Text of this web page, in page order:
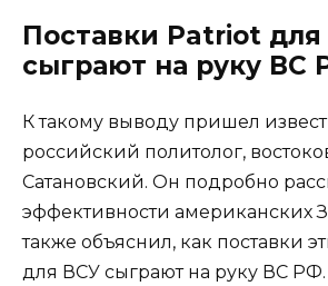
Поставки Patriot
сыграют на руку ВС
К такому выводу пришел
российский политолог,
Сатановский. Он подробно
эффективности американских
также объяснил, как поставки
для ВСУ сыграют на руку ВС РФ.